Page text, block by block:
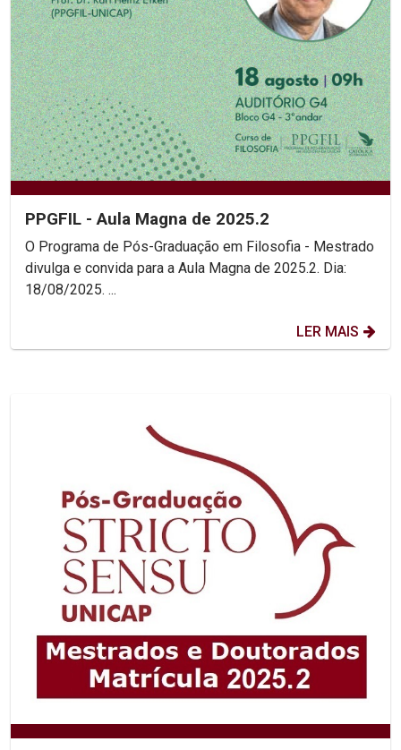
PPGFIL - Aula Magna de 2025.2
O Programa de Pós-Graduação em Filosofia - Mestrado
divulga e convida para a Aula Magna de 2025.2. Dia:
18/08/2025. ...
LER MAIS